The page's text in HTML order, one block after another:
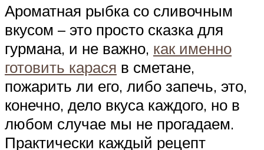
Ароматная рыбка со сливочным
вкусом – это просто сказка для
гурмана, и не важно, как именно
готовить карася в сметане,
пожарить ли его, либо запечь, это,
конечно, дело вкуса каждого, но в
любом случае мы не прогадаем.
Практически каждый рецепт